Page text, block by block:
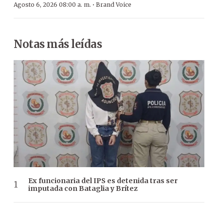
Agosto 6, 2026 08:00 a. m. · Brand Voice
Notas más leídas
Ex funcionaria del IPS es detenida tras ser
imputada con Bataglia y Brítez